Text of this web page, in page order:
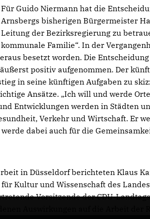
Für Guido Niermann hat die
Arnsbergs bisherigen Bürgermeister
Leitung der Bezirksregierung zu
kommunale Familie“. In der
besetzt worden. Die
positiv aufgenommen. Der
in seine künftigen Aufgaben zu
Ansätze. „Ich will und werde
Entwicklungen werden in Städten
Verkehr und Wirtschaft. Er
dabei auch für die
in Düsseldorf berichteten Klaus
Kultur und Wissenschaft des
Vorsitzende der CDU-